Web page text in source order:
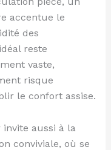
accentue le
des
reste
vaste,
risque
le confort assise.
invite aussi à la
conviviale, où se